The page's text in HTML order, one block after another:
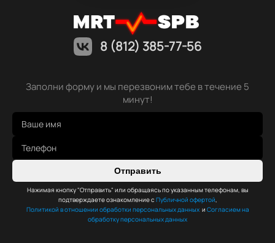
8 (812) 385-77-56
Заполни форму и мы перезвоним тебе в течение 5
минут!
Отправить
Нажимая кнопку "Отправить" или обращаясь по указанным телефонам, вы
подтверждаете ознакомление с Публичной офертой,
Политикой в отношении обработки персональных данных и Согласием на
обработку персональных данных